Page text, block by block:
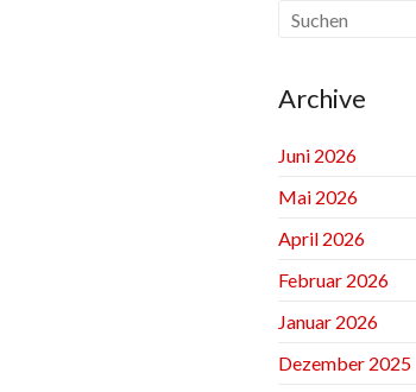
Archive
Juni 2026
Mai 2026
April 2026
Februar 2026
Januar 2026
Dezember 2025